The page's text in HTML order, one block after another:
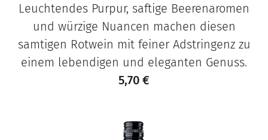
Leuchtendes Purpur, saftige Beerenaromen
und würzige Nuancen machen diesen
samtigen Rotwein mit feiner Adstringenz zu
einem lebendigen und eleganten Genuss.
5,70 €